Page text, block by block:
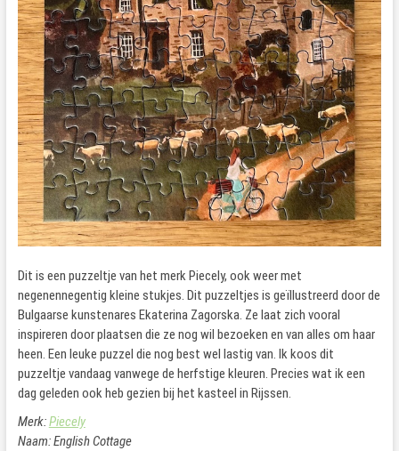
Dit is een puzzeltje van het merk Piecely, ook weer met
negenennegentig kleine stukjes. Dit puzzeltjes is geïllustreerd door de
Bulgaarse kunstenares Ekaterina Zagorska. Ze laat zich vooral
inspireren door plaatsen die ze nog wil bezoeken en van alles om haar
heen. Een leuke puzzel die nog best wel lastig van. Ik koos dit
puzzeltje vandaag vanwege de herfstige kleuren. Precies wat ik een
dag geleden ook heb gezien bij het kasteel in Rijssen.
Merk:Piecely
Naam: English Cottage